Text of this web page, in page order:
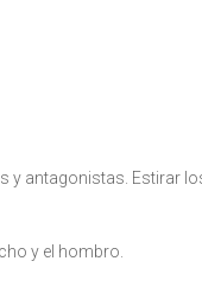
y antagonistas. Estirar
y el hombro.